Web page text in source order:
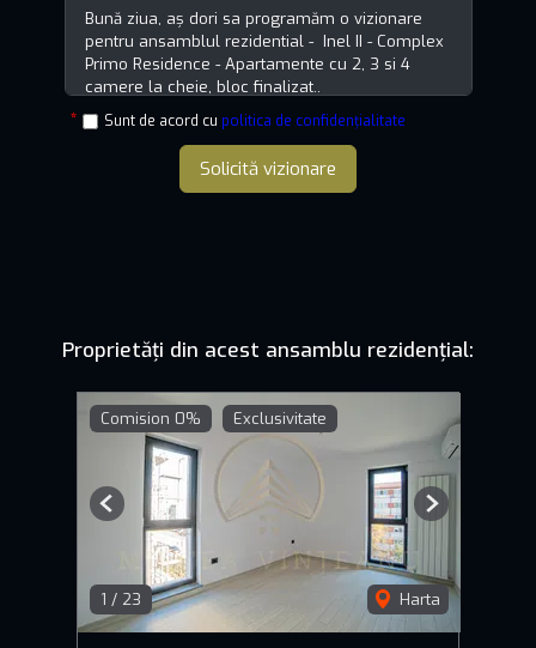
Sunt de acord cu politica de confidențialitate
Solicită vizionare
Proprietăți din acest ansamblu rezidențial:
Comision 0% Exclusivitate
1 / 23 Harta
Previous Next